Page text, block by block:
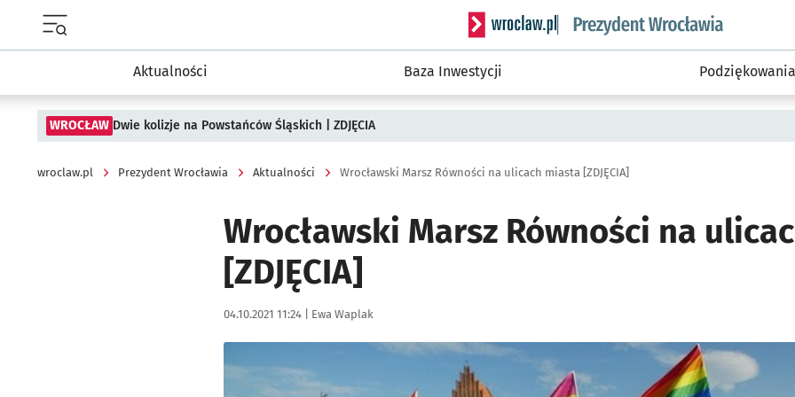
Serwis informacyjny wroclaw.pl podserwis:
Aktualności Baza Inwestycji Podziękowania
WROCŁAW Dwie kolizje na Powstańców Śląskich | ZDJĘCIA
wroclaw.pl Prezydent Wrocławia Aktualności Wrocławski Marsz Równości na ulicach miasta [ZDJĘCIA]
Wrocławski Marsz Równości na
[ZDJĘCIA]
Data publikacji:
04.10.2021 11:24 | Autor:
Ewa Waplak